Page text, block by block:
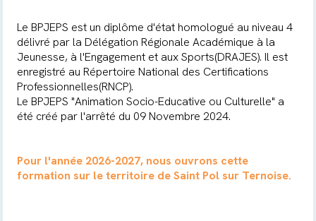
Le BPJEPS est un diplôme d'état homologué au niveau 4
délivré par la Délégation Régionale Académique à la
Jeunesse, à l'Engagement et aux Sports(DRAJES). Il est
enregistré au Répertoire National des Certifications
Professionnelles(RNCP).
Le BPJEPS "Animation Socio-Educative ou Culturelle" a
été créé par l'arrêté du 09 Novembre 2024.
Pour l'année 2026-2027, nous ouvrons cette
formation sur le territoire de Saint Pol sur Ternoise.